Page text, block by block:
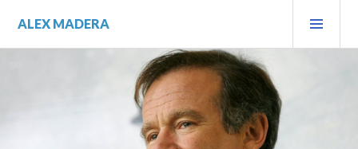
contenido.
ALEX MADERA